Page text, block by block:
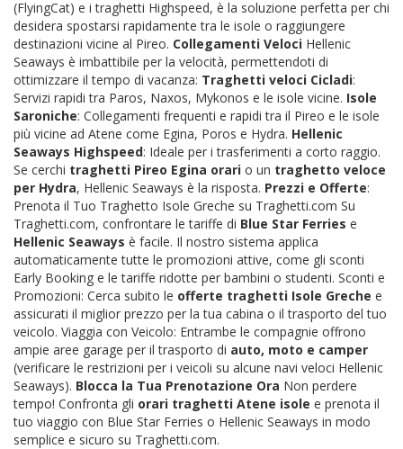
(FlyingCat) e i traghetti Highspeed, è la soluzione perfetta per chi
desidera spostarsi rapidamente tra le isole o raggiungere
destinazioni vicine al Pireo. Collegamenti Veloci Hellenic
Seaways è imbattibile per la velocità, permettendoti di
ottimizzare il tempo di vacanza: Traghetti veloci Cicladi:
Servizi rapidi tra Paros, Naxos, Mykonos e le isole vicine. Isole
Saroniche: Collegamenti frequenti e rapidi tra il Pireo e le isole
più vicine ad Atene come Egina, Poros e Hydra. Hellenic
Seaways Highspeed: Ideale per i trasferimenti a corto raggio.
Se cerchi traghetti Pireo Egina orari o un traghetto veloce
per Hydra, Hellenic Seaways è la risposta. Prezzi e Offerte:
Prenota il Tuo Traghetto Isole Greche su Traghetti.com Su
Traghetti.com, confrontare le tariffe di Blue Star Ferries e
Hellenic Seaways è facile. Il nostro sistema applica
automaticamente tutte le promozioni attive, come gli sconti
Early Booking e le tariffe ridotte per bambini o studenti. Sconti e
Promozioni: Cerca subito le offerte traghetti Isole Greche e
assicurati il miglior prezzo per la tua cabina o il trasporto del tuo
veicolo. Viaggia con Veicolo: Entrambe le compagnie offrono
ampie aree garage per il trasporto di auto, moto e camper
(verificare le restrizioni per i veicoli su alcune navi veloci Hellenic
Seaways). Blocca la Tua Prenotazione Ora Non perdere
tempo! Confronta gli orari traghetti Atene isole e prenota il
tuo viaggio con Blue Star Ferries o Hellenic Seaways in modo
semplice e sicuro su Traghetti.com.